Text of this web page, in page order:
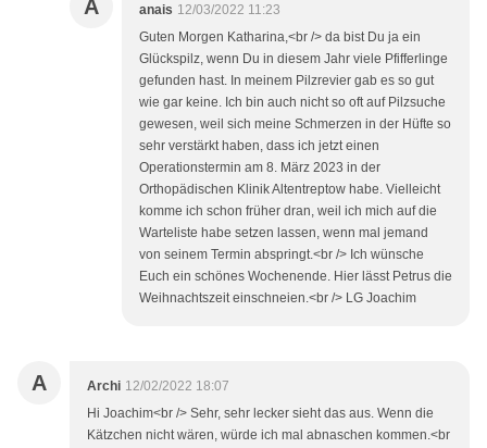
A anais 12/03/2022 11:23
Guten Morgen Katharina,<br /> da bist Du ja ein
Glückspilz, wenn Du in diesem Jahr viele Pfifferlinge
gefunden hast. In meinem Pilzrevier gab es so gut
wie gar keine. Ich bin auch nicht so oft auf Pilzsuche
gewesen, weil sich meine Schmerzen in der Hüfte so
sehr verstärkt haben, dass ich jetzt einen
Operationstermin am 8. März 2023 in der
Orthopädischen Klinik Altentreptow habe. Vielleicht
komme ich schon früher dran, weil ich mich auf die
Warteliste habe setzen lassen, wenn mal jemand
von seinem Termin abspringt.<br /> Ich wünsche
Euch ein schönes Wochenende. Hier lässt Petrus die
Weihnachtszeit einschneien.<br /> LG Joachim
A Archi 12/02/2022 18:07
Hi Joachim<br /> Sehr, sehr lecker sieht das aus. Wenn die
Kätzchen nicht wären, würde ich mal abnaschen kommen.<br